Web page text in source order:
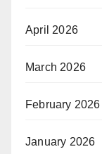
April 2026
March 2026
February 2026
January 2026